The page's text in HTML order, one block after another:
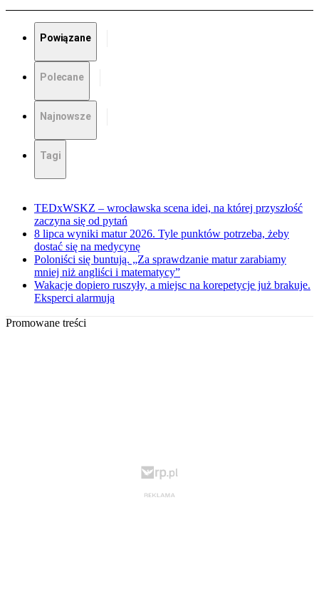
Powiązane
Polecane
Najnowsze
Tagi
TEDxWSKZ – wrocławska scena idei, na której przyszłość
zaczyna się od pytań
8 lipca wyniki matur 2026. Tyle punktów potrzeba, żeby
dostać się na medycynę
Poloniści się buntują. „Za sprawdzanie matur zarabiamy
mniej niż angliści i matematycy”
Wakacje dopiero ruszyły, a miejsc na korepetycje już brakuje.
Eksperci alarmują
Promowane treści